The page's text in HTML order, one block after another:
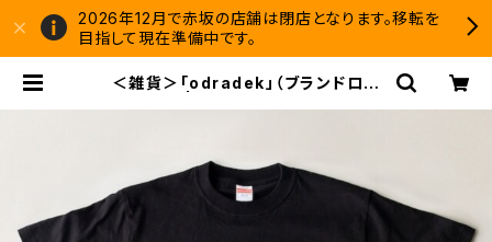
2026年12月で赤坂の店舗は閉店となります。移転を
目指して現在準備中です。
＜雑貨＞「odradek」（ブランドロゴ